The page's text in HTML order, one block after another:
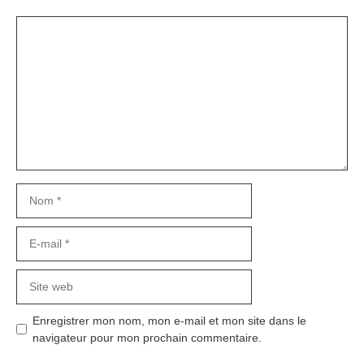
mail
web
Enregistrer mon nom, mon e-mail et mon site dans le
navigateur pour mon prochain commentaire.